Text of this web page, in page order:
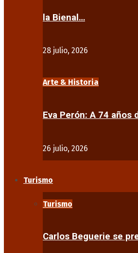
la Bienal…
28 julio, 2026
Arte & Historia
Eva Perón: A 74 años
26 julio, 2026
Turismo
Turismo
Carlos Beguerie se